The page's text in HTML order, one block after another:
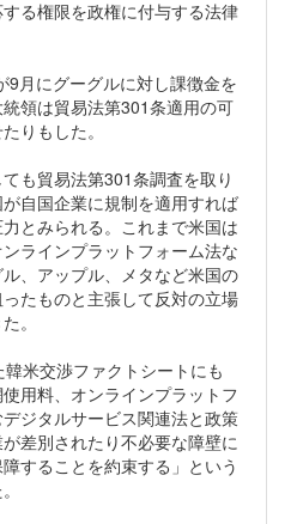
る権限を政権に付与する法律
9月にグーグルに対し課徴金を
領は貿易法第301条適用の可
りもした。
も貿易法第301条調査を取り
自国企業に規制を適用すれば
とみられる。これまで米国は
ラインプラットフォーム法な
、アップル、メタなど米国の
たものと主張して反対の立場
。
米交渉ファクトシートにも
使用料、オンラインプラットフ
ジタルサービス関連法と政策
差別されたり不必要な障壁に
することを約束する」という